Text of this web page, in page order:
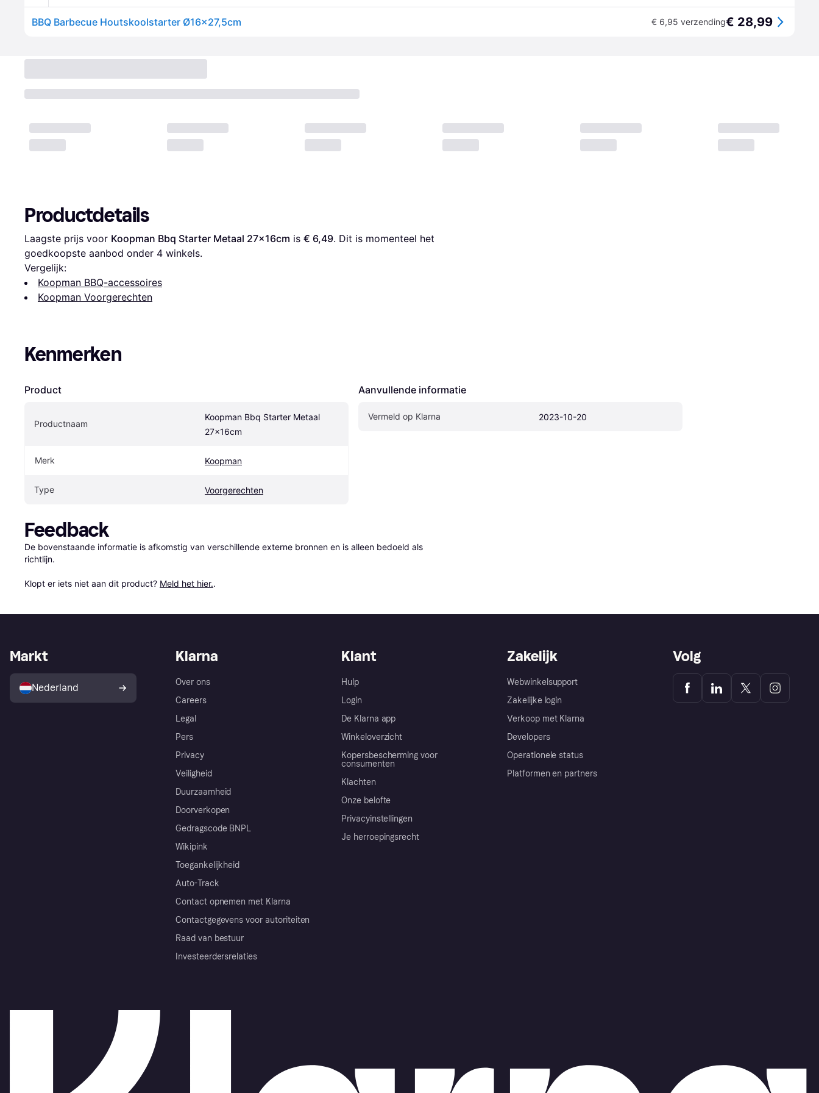
BBQ Barbecue Houtskoolstarter Ø16x27,5cm € 6,95 verzending€ 28,99
Productdetails
Laagste prijs voor Koopman Bbq Starter Metaal 27x16cm is € 6,49. Dit is momenteel het
goedkoopste aanbod onder 4 winkels.
Vergelijk:
Koopman BBQ-accessoires
Koopman Voorgerechten
Kenmerken
Product
Productnaam
Koopman Bbq Starter Metaal
27x16cm
Merk Koopman
Type Voorgerechten
Aanvullende informatie
Vermeld op Klarna 2023-10-20
Feedback
De bovenstaande informatie is afkomstig van verschillende externe bronnen en is alleen bedoeld als
richtlijn.
Klopt er iets niet aan dit product? Meld het hier..
Klarna
Over ons
Careers
Legal
Pers
Privacy
Veiligheid
Duurzaamheid
Doorverkopen
Gedragscode BNPL
Wikipink
Toegankelijkheid
Auto-Track
Contact opnemen met Klarna
Contactgegevens voor autoriteiten
Raad van bestuur
Investeerdersrelaties
Klant
Hulp
Login
De Klarna app
Winkeloverzicht
Kopersbescherming voor
consumenten
Klachten
Onze belofte
Privacyinstellingen
Je herroepingsrecht
Zakelijk
Webwinkelsupport
Zakelijke login
Verkoop met Klarna
Developers
Operationele status
Platformen en partners
Markt
Nederland
Volg